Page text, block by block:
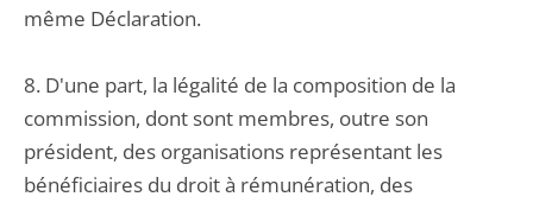
même Déclaration.
8. D'une part, la légalité de la composition de la
commission, dont sont membres, outre son
président, des organisations représentant les
bénéficiaires du droit à rémunération, des